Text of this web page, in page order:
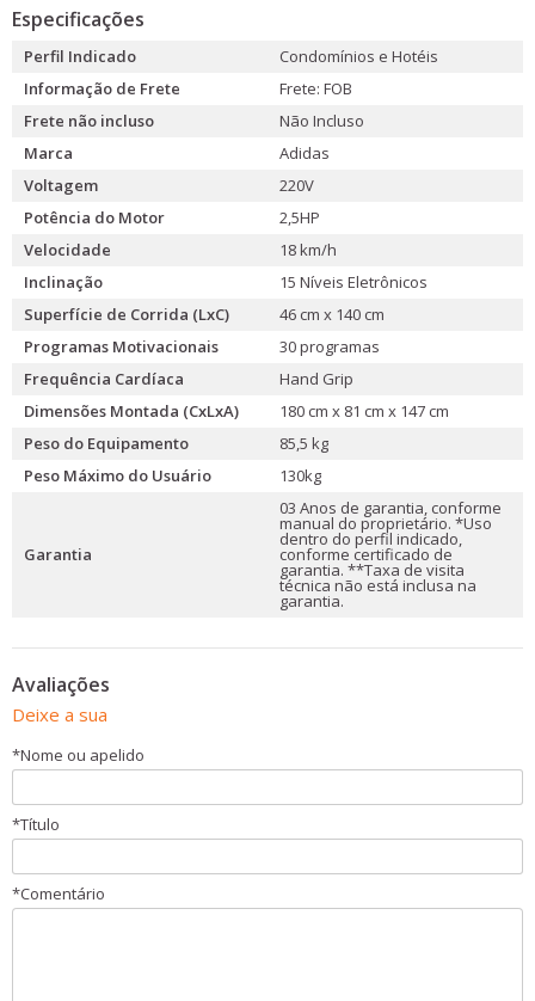
Especificações
Perfil Indicado
Condomínios e Hotéis
Informação de Frete
Frete: FOB
Frete não incluso
Não Incluso
Marca
Adidas
Voltagem
220V
Potência do Motor
2,5HP
Velocidade
18 km/h
Inclinação
15 Níveis Eletrônicos
Superfície de Corrida (LxC)
46 cm x 140 cm
Programas Motivacionais
30 programas
Frequência Cardíaca
Hand Grip
Dimensões Montada (CxLxA)
180 cm x 81 cm x 147 cm
Peso do Equipamento
85,5 kg
Peso Máximo do Usuário
130kg
Garantia
03 Anos de garantia, conforme
manual do proprietário. *Uso
dentro do perfil indicado,
conforme certificado de
garantia. **Taxa de visita
técnica não está inclusa na
garantia.
Avaliações
Deixe a sua
*Nome ou apelido
*Título
*Comentário